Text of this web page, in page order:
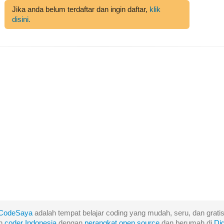
Jika anda belum terdaftar dan ingin daftar, klik
disini.
adalah tempat belajar coding yang mudah, seru, dan